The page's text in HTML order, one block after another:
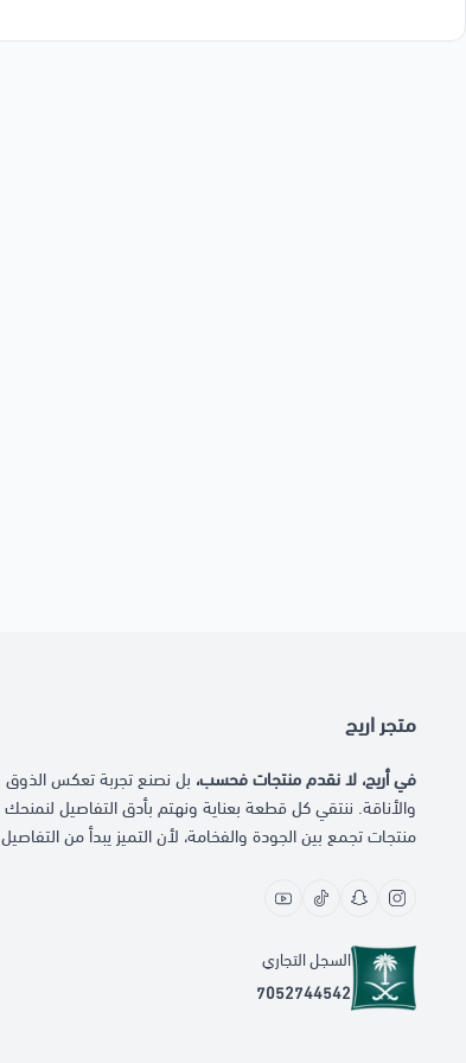
متجر اريج
في أريج، لا نقدم منتجات فحسب، بل نصنع تجربة تعكس الذوق
والأناقة. ننتقي كل قطعة بعناية ونهتم بأدق التفاصيل لنمنحك
منتجات تجمع بين الجودة والفخامة، لأن التميز يبدأ من التفاصيل
السجل التجاري
7052744542